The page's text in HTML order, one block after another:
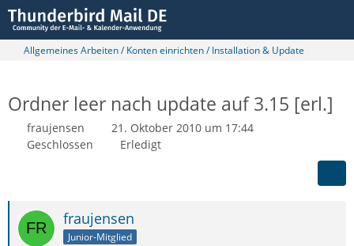
Allgemeines Arbeiten / Konten einrichten / Installation & Update
Ordner leer nach update auf 3.15 [erl.]
fraujensen
21. Oktober 2010 um 17:44
Geschlossen
Erledigt
fraujensen
Junior-Mitglied